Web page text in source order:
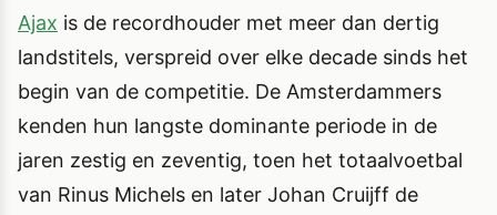
Ajax is de recordhouder met meer dan dertig
landstitels, verspreid over elke decade sinds het
begin van de competitie. De Amsterdammers
kenden hun langste dominante periode in de
jaren zestig en zeventig, toen het totaalvoetbal
van Rinus Michels en later Johan Cruijff de